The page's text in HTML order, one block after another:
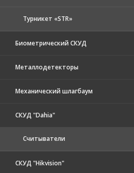
Турникет «STR»
Биометрический СКУД
Металлодетекторы
Механический шлагбаум
СКУД "Dahia"
Считыватели
СКУД "Hikvision"